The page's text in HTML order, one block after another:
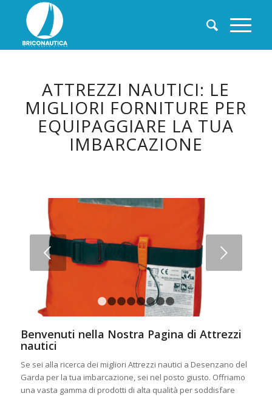
ATTREZZI NAUTICI: LE
MIGLIORI FORNITURE PER
EQUIPAGGIARE LA TUA
IMBARCAZIONE
Succ
1 2 3 4 5
Benvenuti nella Nostra Pagina di Attrezzi
nautici
Se sei alla ricerca dei migliori Attrezzi nautici a Desenzano del
Garda per la tua imbarcazione, sei nel posto giusto. Offriamo
una vasta gamma di prodotti di alta qualità per soddisfare